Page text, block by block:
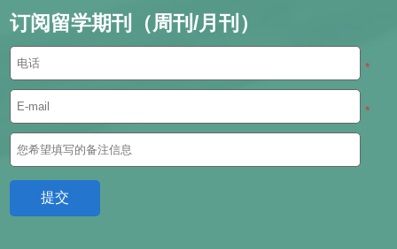
订阅留学期刊（周刊/月刊）
*
*